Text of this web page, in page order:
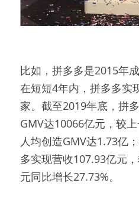
比如，拼多多是2015年
在短短4年内，拼多多实
家。截至2019年底，拼
GMV达10066亿元，较
人均创造GMV达1.73亿
多实现营收107.93亿元
元同比增长27.73%。